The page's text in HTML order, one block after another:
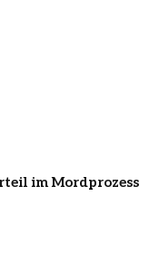
im Mordprozess